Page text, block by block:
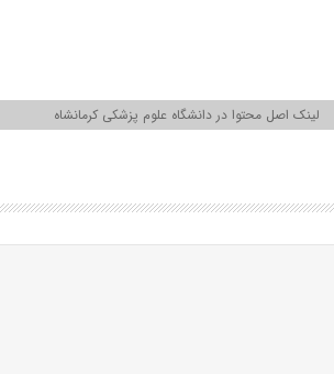
لینک اصل محتوا در دانشگاه علوم پزشکی کرمانشاه